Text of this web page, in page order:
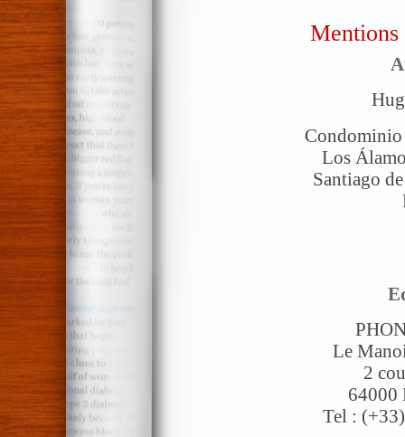
Mentions
Los
Santiago
Le
2
64000
Tel :